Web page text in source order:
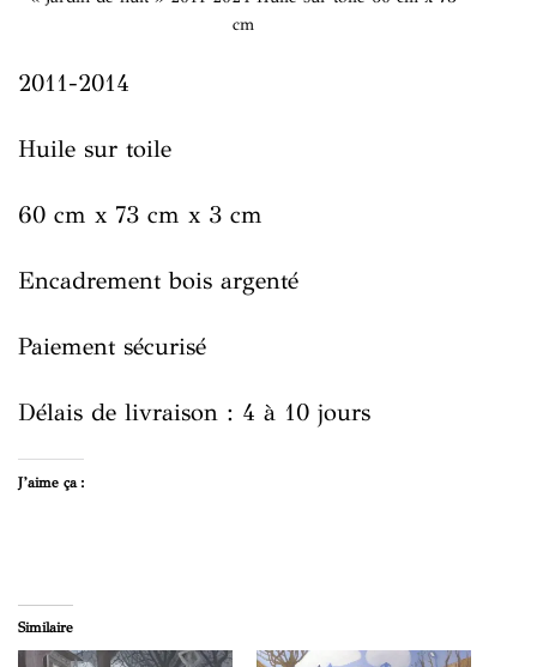
cm
2011-2014
Huile sur toile
60 cm x 73 cm x 3 cm
Encadrement bois argenté
Paiement sécurisé
Délais de livraison : 4 à 10 jours
J’aime ça :
Similaire